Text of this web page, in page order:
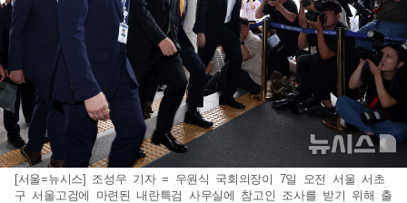
[서울=뉴시스] 조성우 기자 = 우원식 국회의장이 7일 오전 서울 서초
구 서울고검에 마련된 내란특검 사무실에 참고인 조사를 받기 위해 출